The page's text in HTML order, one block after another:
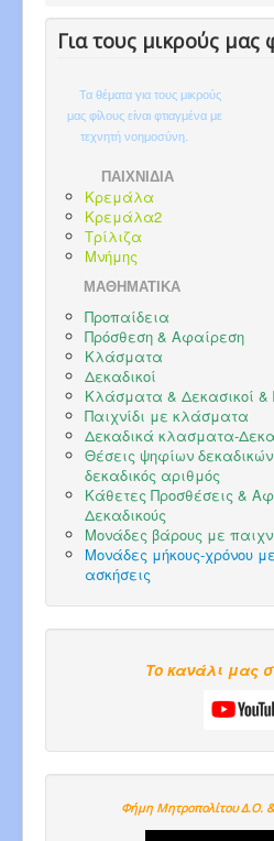
Για τους μικρούς μας
Τα θέματα για τους μικρούς
μας φίλους είναι φτιαγμένα με
τεχνητή νοημοσύνη.
ΠΑΙΧΝΙΔΙΑ
Κρεμάλα
Κρεμάλα2
Τρίλιζα
Μνήμης
ΜΑΘΗΜΑΤΙΚΑ
Προπαίδεια
Πρόσθεση & Αφαίρεση
Κλάσματα
Δεκαδικοί
Κλάσματα & Δεκασικοί &
Παιχνίδι με κλάσματα
Δεκαδικά κλασματα-
Θέσεις ψηφίων
δεκαδικός αριθμός
Κάθετες Προσθέσεις &
Δεκαδικούς
Μονάδες βάρους με
Μονάδες μήκους-χρόνου
ασκήσεις
Το κανάλι μας
Φήμη Μητροπολίτου Δ.Ο.